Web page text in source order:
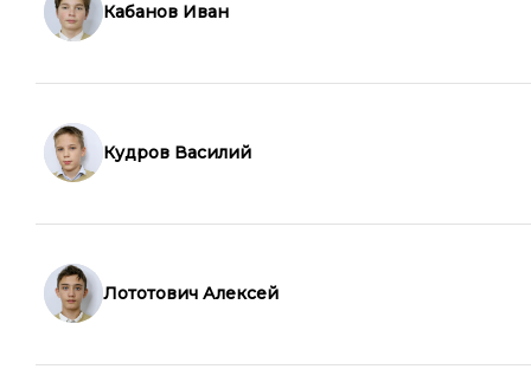
Кабанов Иван
Кудров Василий
Лототович Алексей